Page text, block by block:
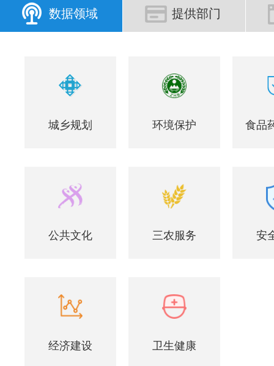
数据领域 提供部门
城乡规划 环境保护 食品
公共文化 三农服务 安
经济建设 卫生健康